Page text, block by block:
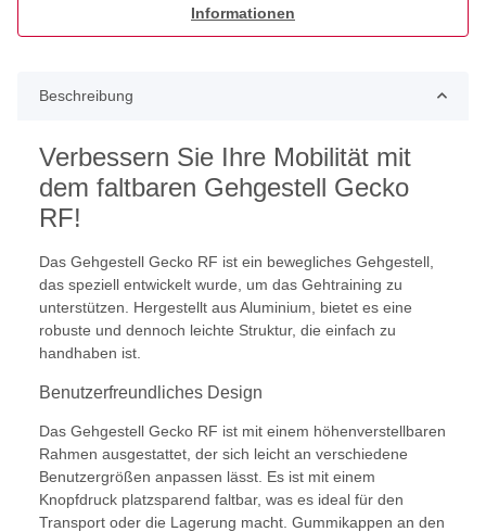
Informationen
Beschreibung
Verbessern Sie Ihre Mobilität mit
dem faltbaren Gehgestell Gecko
RF!
Das Gehgestell Gecko RF ist ein bewegliches Gehgestell,
das speziell entwickelt wurde, um das Gehtraining zu
unterstützen. Hergestellt aus Aluminium, bietet es eine
robuste und dennoch leichte Struktur, die einfach zu
handhaben ist.
Benutzerfreundliches Design
Das Gehgestell Gecko RF ist mit einem höhenverstellbaren
Rahmen ausgestattet, der sich leicht an verschiedene
Benutzergrößen anpassen lässt. Es ist mit einem
Knopfdruck platzsparend faltbar, was es ideal für den
Transport oder die Lagerung macht. Gummikappen an den